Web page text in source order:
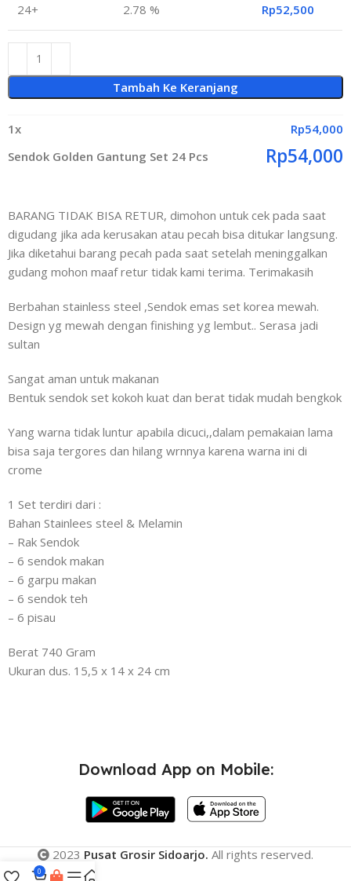
24+ 2.78 % Rp52,500
Tambah Ke Keranjang
1x Rp54,000
Sendok Golden Gantung Set 24 Pcs
Rp54,000
BARANG TIDAK BISA RETUR, dimohon untuk cek pada saat
digudang jika ada kerusakan atau pecah bisa ditukar langsung.
Jika diketahui barang pecah pada saat setelah meninggalkan
gudang mohon maaf retur tidak kami terima. Terimakasih
Berbahan stainless steel ,Sendok emas set korea mewah.
Design yg mewah dengan finishing yg lembut.. Serasa jadi
sultan
Sangat aman untuk makanan
Bentuk sendok set kokoh kuat dan berat tidak mudah bengkok
Yang warna tidak luntur apabila dicuci,,dalam pemakaian lama
bisa saja tergores dan hilang wrnnya karena warna ini di
crome
1 Set terdiri dari :
Bahan Stainlees steel & Melamin
– Rak Sendok
– 6 sendok makan
– 6 garpu makan
– 6 sendok teh
– 6 pisau
Berat 740 Gram
Ukuran dus. 15,5 x 14 x 24 cm
Download App on Mobile:
2023 Pusat Grosir Sidoarjo. All rights reserved.
0